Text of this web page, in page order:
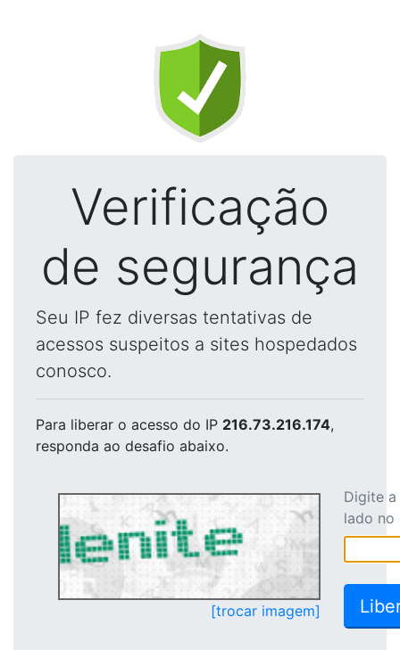
Verificação
de segurança
Seu IP fez diversas tentativas de
acessos suspeitos a sites hospedados
conosco.
Para liberar o acesso do IP 216.73.216.174,
responda ao desafio abaixo.
[trocar imagem]
Digite
lado no